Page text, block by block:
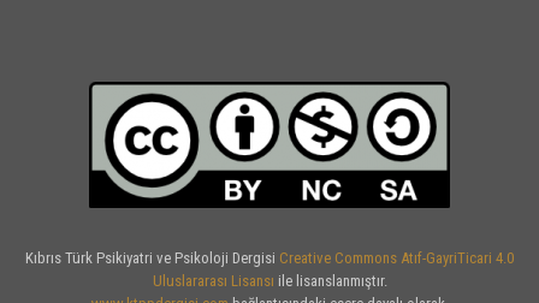
Kıbrıs Türk Psikiyatri ve Psikoloji Dergisi Creative Commons Atıf-GayriTicari 4.0
Uluslararası Lisansı ile lisanslanmıştır.